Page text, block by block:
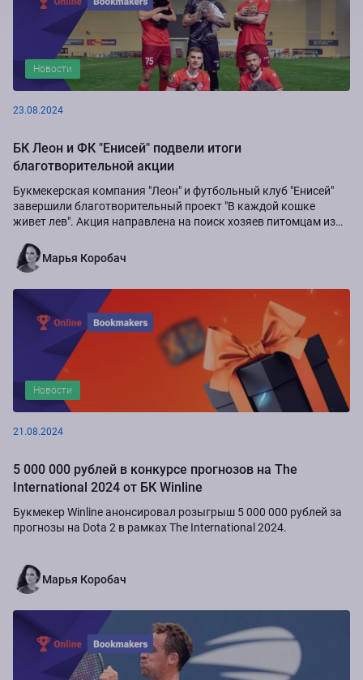
Новости
23.08.2024
БК Леон и ФК "Енисей" подвели итоги
благотворительной акции
Букмекерская компания "Леон" и футбольный клуб "Енисей"
завершили благотворительный проект "В каждой кошке
живет лев". Акция направлена на поиск хозяев питомцам из
Марья Коробач
Новости
21.08.2024
5 000 000 рублей в конкурсе прогнозов на The
International 2024 от БК Winline
Букмекер Winline анонсировал розыгрыш 5 000 000 рублей за
прогнозы на Dota 2 в рамках The International 2024.
Марья Коробач